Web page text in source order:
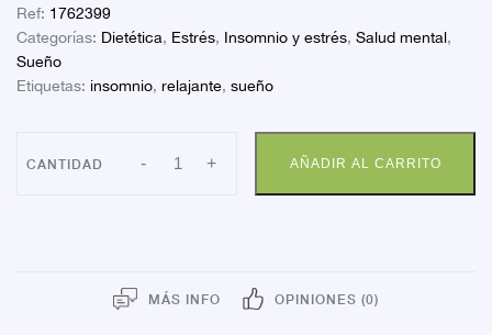
Ref: 1762399
Categorías: Dietética, Estrés, Insomnio y estrés, Salud mental,
Sueño
Etiquetas: insomnio, relajante, sueño
- ENRELAX
FORTE+ AÑADIR AL CARRITO
MÁS INFO OPINIONES (0)